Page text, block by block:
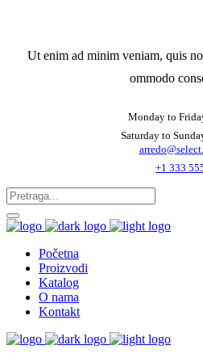
Ut enim ad minim veniam, quis
ommodo
Monday to
Saturday to
+1 333
Početna
Proizvodi
Katalog
O nama
Kontakt